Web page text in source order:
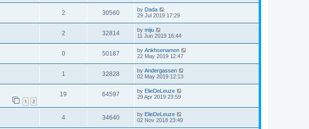
2 30560 by Dada
29 Jul 2019 17:29
2 32814 by miju
11 Jun 2019 16:44
0 50187 by Ankhsenamon
22 May 2019 12:47
1 32828 by Andergassen
02 May 2019 12:13
1 2
19 64597 by ElieDeLeuze
29 Apr 2019 23:59
4 34640 by ElieDeLeuze
02 Nov 2018 23:49